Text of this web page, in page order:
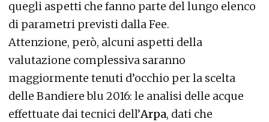
quegli aspetti che fanno parte del lungo elenco
di parametri previsti dalla Fee.
Attenzione, però, alcuni aspetti della
valutazione complessiva saranno
maggiormente tenuti d’occhio per la scelta
delle Bandiere blu 2016: le analisi delle acque
effettuate dai tecnici dell’Arpa, dati che